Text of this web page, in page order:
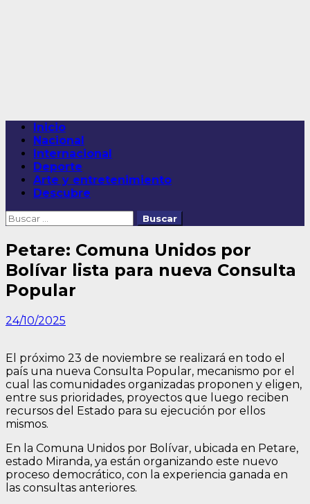
Menú
principal
Inicio
Nacional
Internacional
Deporte
Arte y entretenimiento
Descubre
Buscar:
Petare: Comuna Unidos por
Bolívar lista para nueva Consulta
Popular
24/10/2025
El próximo 23 de noviembre se realizará en todo el
país una nueva Consulta Popular, mecanismo por el
cual las comunidades organizadas proponen y eligen,
entre sus prioridades, proyectos que luego reciben
recursos del Estado para su ejecución por ellos
mismos.
En la Comuna Unidos por Bolívar, ubicada en Petare,
estado Miranda, ya están organizando este nuevo
proceso democrático, con la experiencia ganada en
las consultas anteriores.